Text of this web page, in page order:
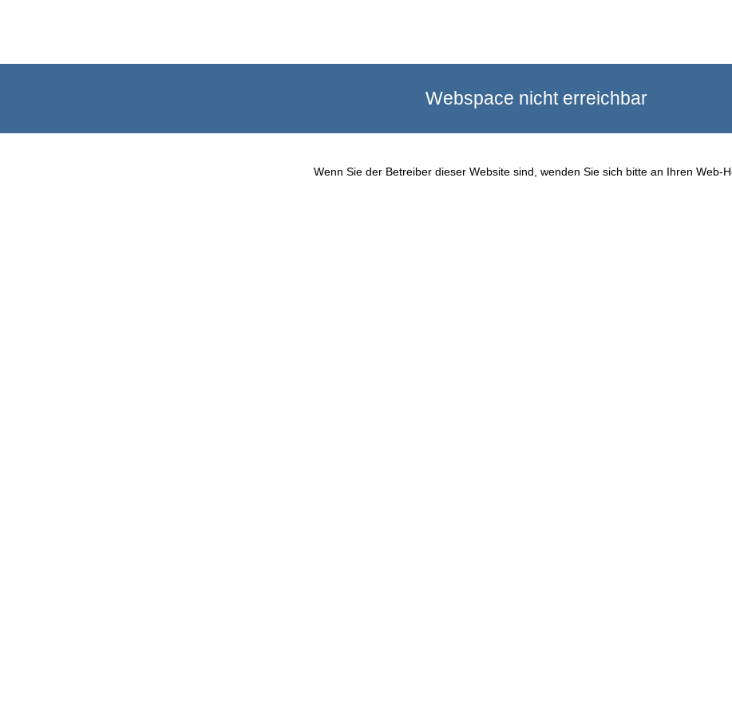
Webspace nicht erreichbar
Wenn Sie der Betreiber dieser Website sind, wenden Sie sich bitte an Ihren Web-